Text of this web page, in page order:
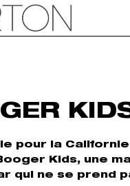
pour la
Kids, une
qui ne se prend